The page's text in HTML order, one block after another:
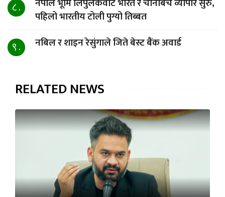
८ .
नेपाल भूमि लिपुलेकवाट भारत र चीनबिच व्यापार सुरु,
पहिलो भारतीय टोली पुग्यो तिब्बत
९ . नबिल र शाइन रेसुंगाले जिते बेस्ट बैंक अवार्ड
RELATED NEWS